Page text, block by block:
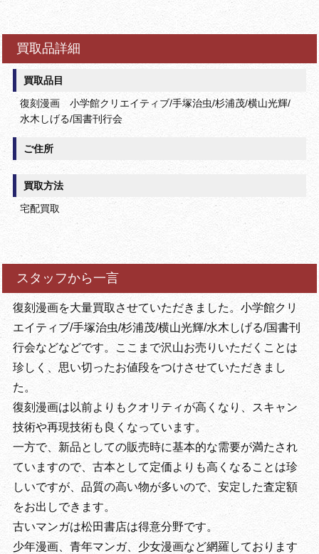
買取品詳細
買取品目
復刻漫画 小学館クリエイティブ/手塚治虫/杉浦茂/横山光輝/
水木しげる/国書刊行会
ご住所
買取方法
宅配買取
スタッフから一言
復刻漫画を大量買取させていただきました。小学館クリ
エイティブ/手塚治虫/杉浦茂/横山光輝/水木しげる/国書刊
行会などなどです。ここまで沢山お売りいただくことは
珍しく、思い切ったお値段をつけさせていただきまし
た。
復刻漫画は以前よりもクオリティが高くなり、スキャン
技術や再現技術も良くなっています。
一方で、新品としての販売時に基本的な需要が満たされ
ていますので、古本として定価よりも高くなることは珍
しいですが、品質の高い物が多いので、安定した査定額
をお出しできます。
古いマンガは松田書店は得意分野です。
少年漫画、青年マンガ、少女漫画など網羅しております